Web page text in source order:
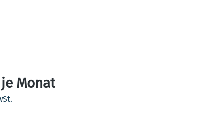
Monat